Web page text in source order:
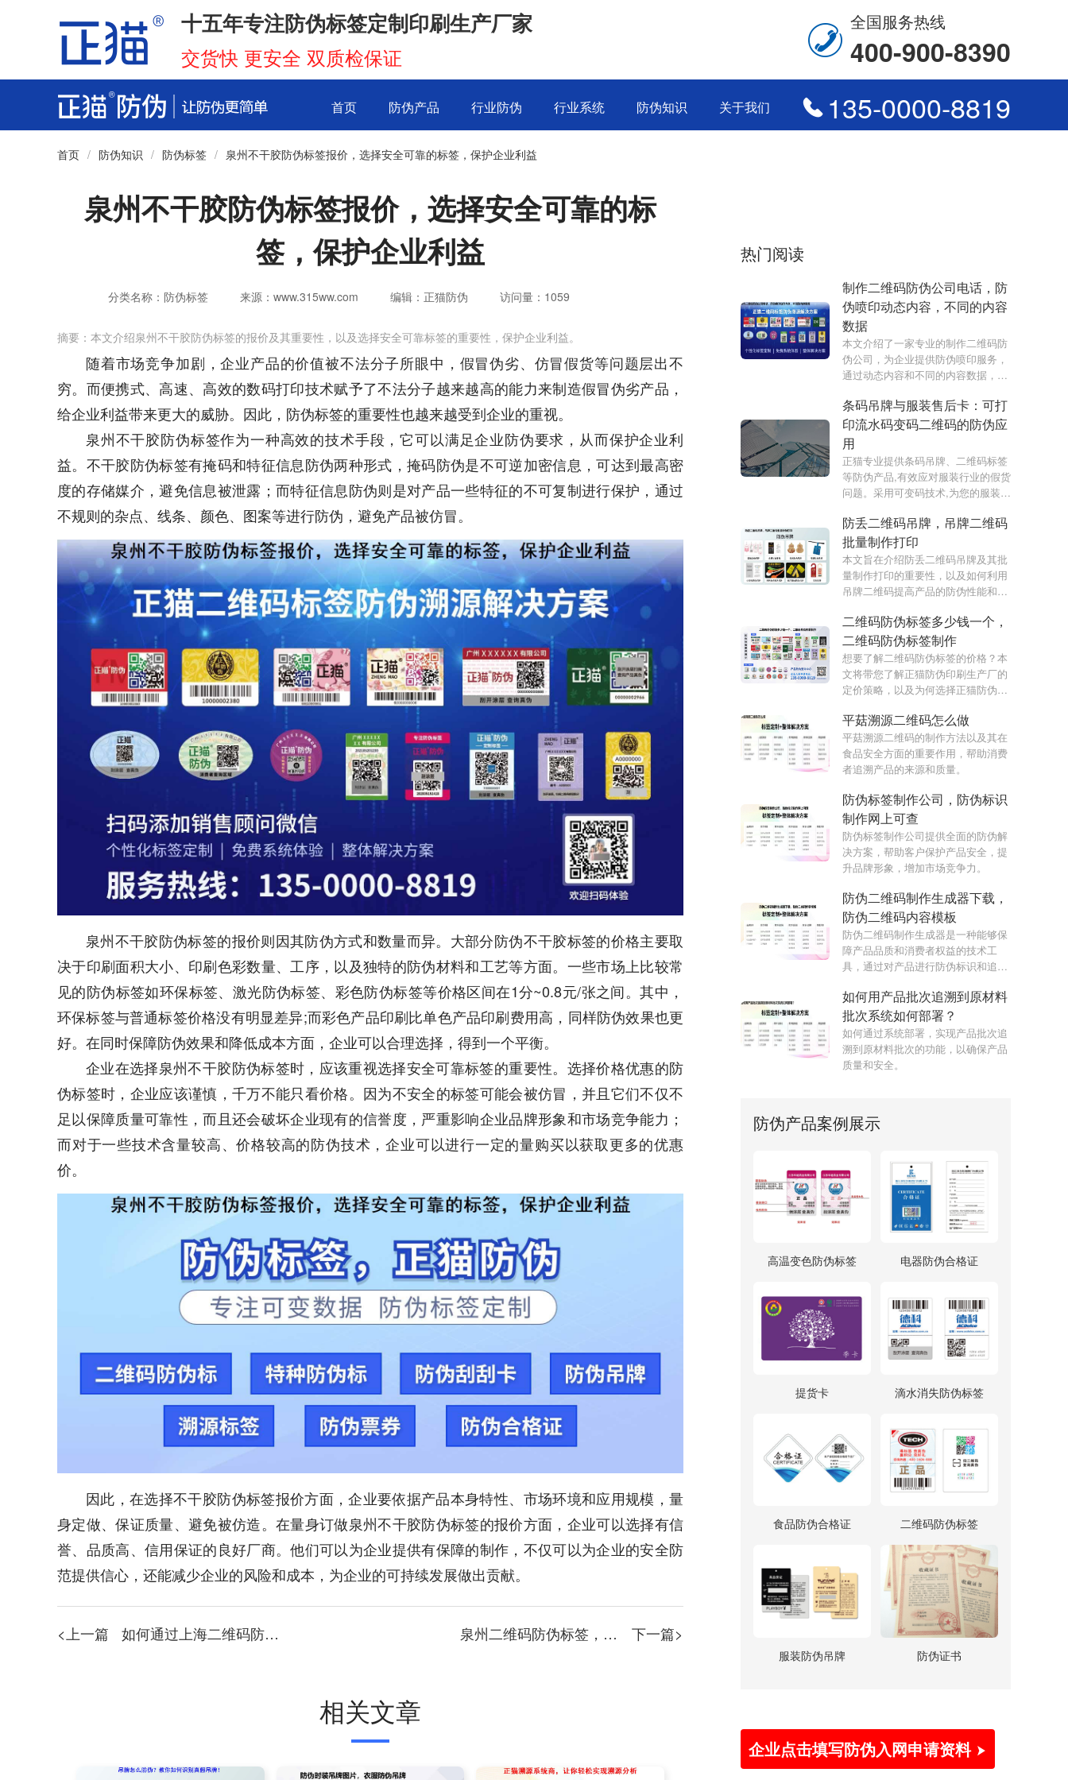
十五年专注防伪标签定制印刷生产厂家
交货快 更安全 双质检保证
全国服务热线
400-900-8390
首页 防伪产品 行业防伪 行业系统 防伪知识 关于我们 135-0000-8819
首页 / 防伪知识 / 防伪标签 / 泉州不干胶防伪标签报价，选择安全可靠的标签，保护企业利益
泉州不干胶防伪标签报价，选择安全可靠的标
签，保护企业利益
分类名称：防伪标签 来源：www.315ww.com 编辑：正猫防伪 访问量： 1059
摘要：本文介绍泉州不干胶防伪标签的报价及其重要性，以及选择安全可靠标签的重要性，保护企业利益。
随着市场竞争加剧，企业产品的价值被不法分子所眼中，假冒伪劣、仿冒假货等问题层出不
穷。而便携式、高速、高效的数码打印技术赋予了不法分子越来越高的能力来制造假冒伪劣产品，
给企业利益带来更大的威胁。因此，防伪标签的重要性也越来越受到企业的重视。
泉州不干胶防伪标签作为一种高效的技术手段，它可以满足企业防伪要求，从而保护企业利
益。不干胶防伪标签有掩码和特征信息防伪两种形式，掩码防伪是不可逆加密信息，可达到最高密
度的存储媒介，避免信息被泄露；而特征信息防伪则是对产品一些特征的不可复制进行保护，通过
不规则的杂点、线条、颜色、图案等进行防伪，避免产品被仿冒。
泉州不干胶防伪标签的报价则因其防伪方式和数量而异。大部分防伪不干胶标签的价格主要取
决于印刷面积大小、印刷色彩数量、工序，以及独特的防伪材料和工艺等方面。一些市场上比较常
见的防伪标签如环保标签、激光防伪标签、彩色防伪标签等价格区间在1分~0.8元/张之间。其中，
环保标签与普通标签价格没有明显差异;而彩色产品印刷比单色产品印刷费用高，同样防伪效果也更
好。在同时保障防伪效果和降低成本方面，企业可以合理选择，得到一个平衡。
企业在选择泉州不干胶防伪标签时，应该重视选择安全可靠标签的重要性。选择价格优惠的防
伪标签时，企业应该谨慎，千万不能只看价格。因为不安全的标签可能会被仿冒，并且它们不仅不
足以保障质量可靠性，而且还会破坏企业现有的信誉度，严重影响企业品牌形象和市场竞争能力；
而对于一些技术含量较高、价格较高的防伪技术，企业可以进行一定的量购买以获取更多的优惠
价。
因此，在选择不干胶防伪标签报价方面，企业要依据产品本身特性、市场环境和应用规模，量
身定做、保证质量、避免被仿造。在量身订做泉州不干胶防伪标签的报价方面，企业可以选择有信
誉、品质高、信用保证的良好厂商。他们可以为企业提供有保障的制作，不仅可以为企业的安全防
范提供信心，还能减少企业的风险和成本，为企业的可持续发展做出贡献。
<上一篇 如何通过上海二维码防伪标签保障产品质量？ 泉州二维码防伪标签，确保您的产品品质！ 下一篇>
相关文章
热门阅读
制作二维码防伪公司电话，防
伪喷印动态内容，不同的内容
数据
本文介绍了一家专业的制作二维码防
伪公司，为企业提供防伪喷印服务，
通过动态内容和不同的内容数据，实
条码吊牌与服装售后卡：可打
印流水码变码二维码的防伪应
用
正猫专业提供条码吊牌、二维码标签
等防伪产品,有效应对服装行业的假货
问题。采用可变码技术,为您的服装产
售后服务。本文详细介绍这些创新应
用,助力服装品牌提升产品溯源与售后
体验。
防丢二维码吊牌，吊牌二维码
批量制作打印
本文旨在介绍防丢二维码吊牌及其批
量制作打印的重要性，以及如何利用
吊牌二维码提高产品的防伪性能和追
二维码防伪标签多少钱一个，
二维码防伪标签制作
想要了解二维码防伪标签的价格？本
文将带您了解正猫防伪印刷生产厂的
定价策略，以及为何选择正猫防伪印
平菇溯源二维码怎么做
平菇溯源二维码的制作方法以及其在
食品安全方面的重要作用，帮助消费
者追溯产品的来源和质量。
防伪标签制作公司，防伪标识
制作网上可查
防伪标签制作公司提供全面的防伪解
决方案，帮助客户保护产品安全，提
升品牌形象，增加市场竞争力。
防伪二维码制作生成器下载，
防伪二维码内容模板
防伪二维码制作生成器是一种能够保
障产品品质和消费者权益的技术工
具，通过对产品进行防伪标识和追溯
和购买保障。
如何用产品批次追溯到原材料
批次系统如何部署？
如何通过系统部署，实现产品批次追
溯到原材料批次的功能，以确保产品
质量和安全。
防伪产品案例展示
高温变色防伪标签 电器防伪合格证
提货卡 滴水消失防伪标签
食品防伪合格证 二维码防伪标签
服装防伪吊牌 防伪证书
企业点击填写防伪入网申请资料